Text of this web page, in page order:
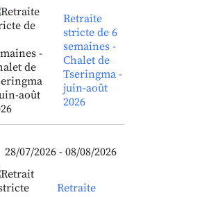
Retraite
stricte de 6
semaines -
Chalet de
Tseringma -
juin-août
2026
28/07/2026 - 08/08/2026
Retraite